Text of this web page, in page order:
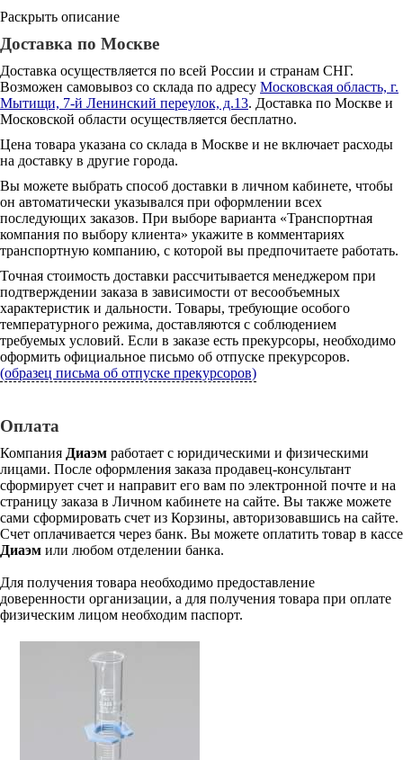
Раскрыть описание
Доставка по Москве
Доставка осуществляется по всей России и странам СНГ.
Возможен самовывоз со склада по адресу Московская область, г.
Мытищи, 7-й Ленинский переулок, д.13. Доставка по Москве и
Московской области осуществляется бесплатно.
Цена товара указана со склада в Москве и не включает расходы
на доставку в другие города.
Вы можете выбрать способ доставки в личном кабинете, чтобы
он автоматически указывался при оформлении всех
последующих заказов. При выборе варианта «Транспортная
компания по выбору клиента» укажите в комментариях
транспортную компанию, с которой вы предпочитаете работать.
Точная стоимость доставки рассчитывается менеджером при
подтверждении заказа в зависимости от весообъемных
характеристик и дальности. Товары, требующие особого
температурного режима, доставляются с соблюдением
требуемых условий. Если в заказе есть прекурсоры, необходимо
оформить официальное письмо об отпуске прекурсоров.
(образец письма об отпуске прекурсоров)
Оплата
Компания Диаэм работает с юридическими и физическими
лицами. После оформления заказа продавец-консультант
сформирует счет и направит его вам по электронной почте и на
страницу заказа в Личном кабинете на сайте. Вы также можете
сами сформировать счет из Корзины, авторизовавшись на сайте.
Счет оплачивается через банк. Вы можете оплатить товар в кассе
Диаэм или любом отделении банка.
Для получения товара необходимо предоставление
доверенности организации, а для получения товара при оплате
физическим лицом необходим паспорт.